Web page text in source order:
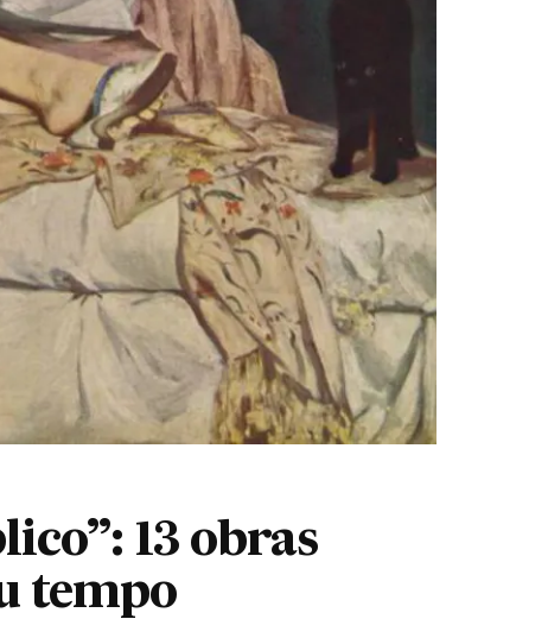
13 obras
tempo